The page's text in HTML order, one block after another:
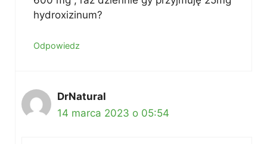
hydroxizinum?
Odpowiedz
DrNatural
14 marca 2023 o 05:54